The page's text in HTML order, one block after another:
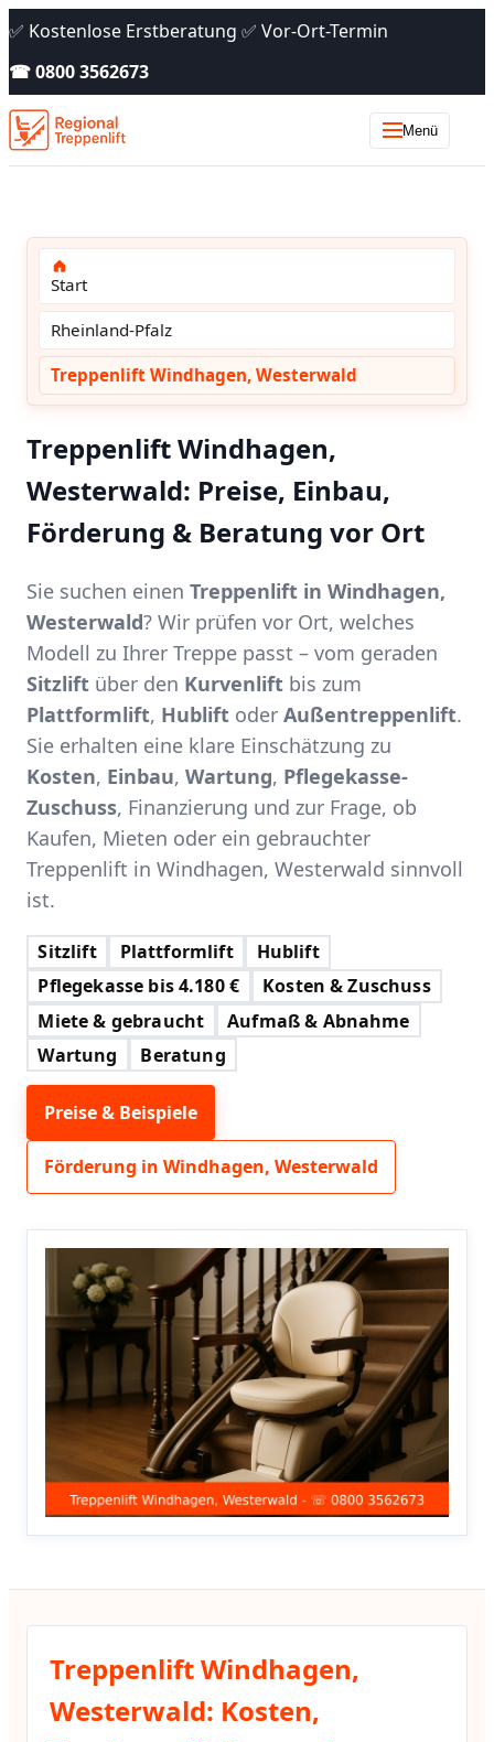
✅ Kostenlose Erstberatung ✅ Vor-Ort-Termin
☎ 0800 3562673
Menü
Start
Rheinland-Pfalz
Treppenlift Windhagen, Westerwald
Treppenlift Windhagen,
Westerwald: Preise, Einbau,
Förderung & Beratung vor Ort
Sie suchen einen Treppenlift in Windhagen,
Westerwald? Wir prüfen vor Ort, welches
Modell zu Ihrer Treppe passt – vom geraden
Sitzlift über den Kurvenlift bis zum
Plattformlift, Hublift oder Außentreppenlift.
Sie erhalten eine klare Einschätzung zu
Kosten, Einbau, Wartung, Pflegekasse-
Zuschuss, Finanzierung und zur Frage, ob
Kaufen, Mieten oder ein gebrauchter
Treppenlift in Windhagen, Westerwald sinnvoll
ist.
Sitzlift Plattformlift
Hublift
Pflegekasse bis 4.180 €
Kosten & Zuschuss
Miete & gebraucht
Aufmaß & Abnahme
Wartung
Beratung
Preise & Beispiele
Förderung in Windhagen, Westerwald
Treppenlift Windhagen,
Westerwald: Kosten,